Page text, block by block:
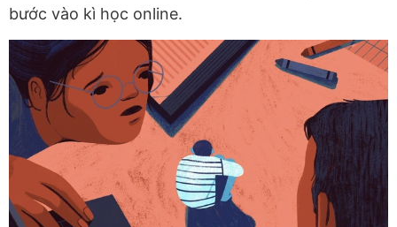
bước vào kì học online.